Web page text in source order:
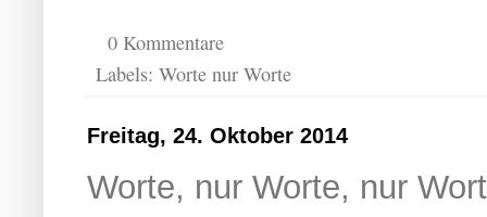
0 Kommentare
Labels: Worte nur Worte
Freitag, 24. Oktober 2014
Worte, nur Worte, nur